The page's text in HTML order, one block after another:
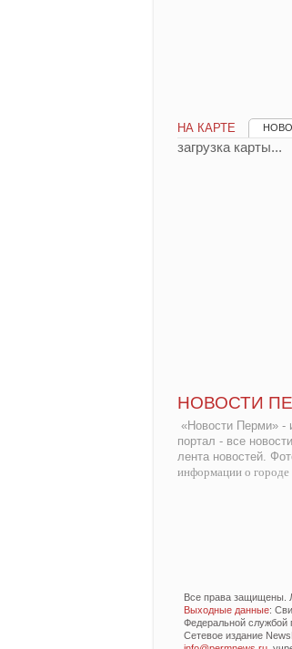
НА КАРТЕ
загрузка карты...
НОВОСТИ
«Новости Перми» -
портал - все
лента новостей.
информации о
Все права защищены.
Выходные данные:
Федеральной службой
Сетевое издание